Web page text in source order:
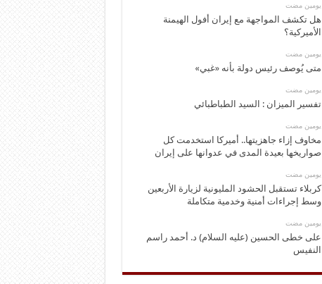
‏يومين مضت
هل تكشف المواجهة مع إيران أفول الهيمنة
الأميركية؟
‏يومين مضت
متى يُوصف رئيس دولة بأنه «غبي»
‏يومين مضت
تفسير الميزان : السيد الطباطبائي
‏يومين مضت
مخاوف إزاء جاهزيتها.. أميركا استخدمت كل
صواريخها بعيدة المدى في عدوانها على إيران
‏يومين مضت
كربلاء تستقبل الحشود المليونية لزيارة الأربعين
وسط إجراءات أمنية وخدمية متكاملة
‏يومين مضت
على خطى الحسين (عليه السلام) د. أحمد راسم
النفيس